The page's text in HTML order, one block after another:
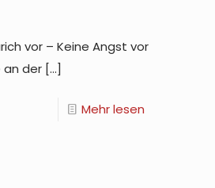
vor – Keine Angst vor
an der[…]
Mehr lesen